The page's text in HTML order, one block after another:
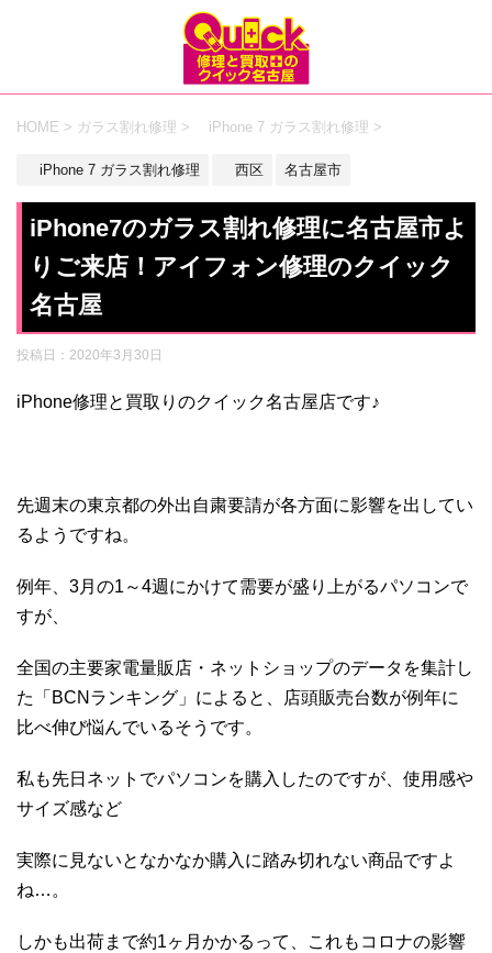
HOME > ガラス割れ修理 > iPhone 7 ガラス割れ修理 >
iPhone 7 ガラス割れ修理 西区 名古屋市
iPhone7のガラス割れ修理に名古屋市よ
りご来店！アイフォン修理のクイック
名古屋
投稿日： 2020年3月30日
iPhone修理と買取りのクイック名古屋店です♪
先週末の東京都の外出自粛要請が各方面に影響を出してい
るようですね。
例年、3月の1～4週にかけて需要が盛り上がるパソコンで
すが、
全国の主要家電量販店・ネットショップのデータを集計し
た「BCNランキング」によると、店頭販売台数が例年に
比べ伸び悩んでいるそうです。
私も先日ネットでパソコンを購入したのですが、使用感や
サイズ感など
実際に見ないとなかなか購入に踏み切れない商品ですよ
ね…。
しかも出荷まで約1ヶ月かかるって、これもコロナの影響